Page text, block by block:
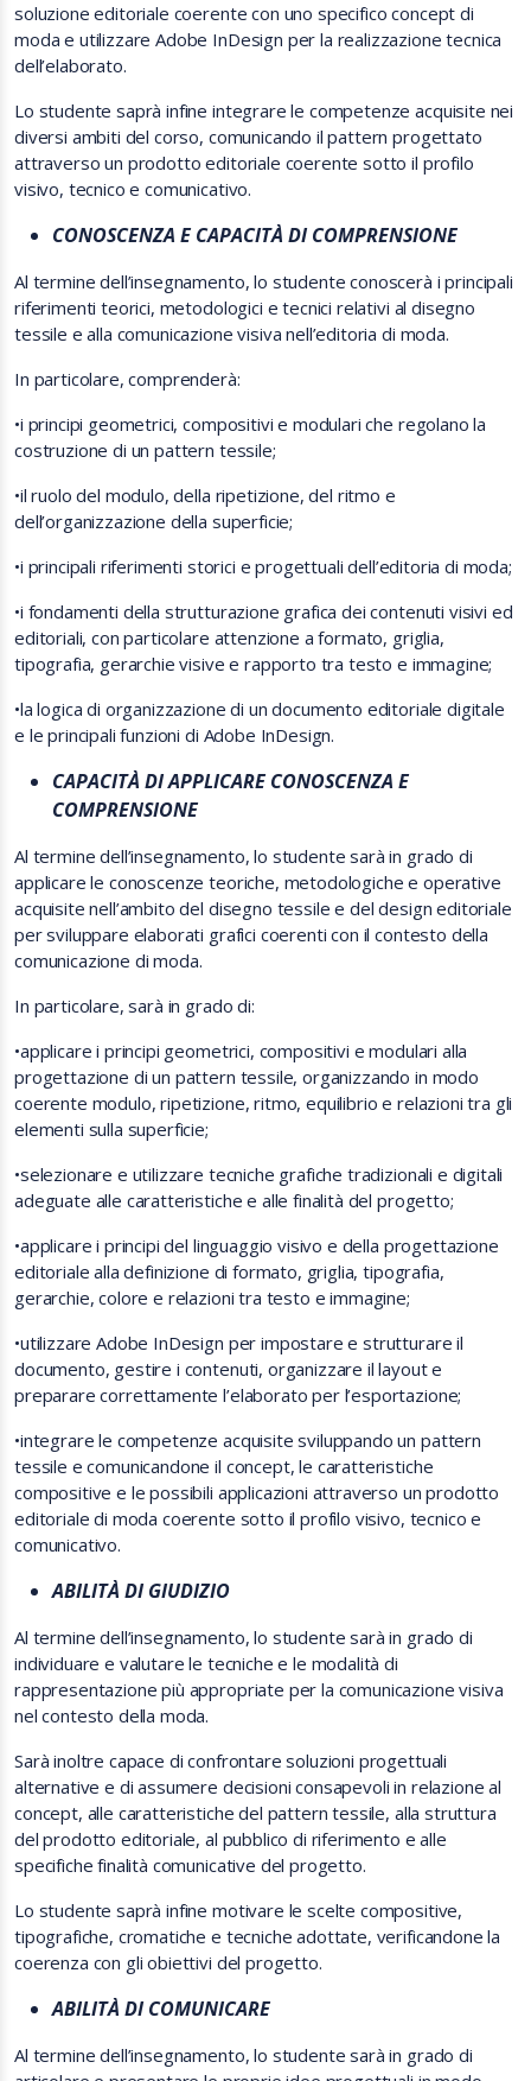
soluzione editoriale coerente con uno specifico concept di
moda e utilizzare Adobe InDesign per la realizzazione tecnica
dell’elaborato.
Lo studente saprà infine integrare le competenze acquisite nei
diversi ambiti del corso, comunicando il pattern progettato
attraverso un prodotto editoriale coerente sotto il profilo
visivo, tecnico e comunicativo.
CONOSCENZA E CAPACITÀ DI COMPRENSIONE
Al termine dell’insegnamento, lo studente conoscerà i principali
riferimenti teorici, metodologici e tecnici relativi al disegno
tessile e alla comunicazione visiva nell’editoria di moda.
In particolare, comprenderà:
•i principi geometrici, compositivi e modulari che regolano la
costruzione di un pattern tessile;
•il ruolo del modulo, della ripetizione, del ritmo e
dell’organizzazione della superficie;
•i principali riferimenti storici e progettuali dell’editoria di moda;
•i fondamenti della strutturazione grafica dei contenuti visivi ed
editoriali, con particolare attenzione a formato, griglia,
tipografia, gerarchie visive e rapporto tra testo e immagine;
•la logica di organizzazione di un documento editoriale digitale
e le principali funzioni di Adobe InDesign.
CAPACITÀ DI APPLICARE CONOSCENZA E
COMPRENSIONE
Al termine dell’insegnamento, lo studente sarà in grado di
applicare le conoscenze teoriche, metodologiche e operative
acquisite nell’ambito del disegno tessile e del design editoriale
per sviluppare elaborati grafici coerenti con il contesto della
comunicazione di moda.
In particolare, sarà in grado di:
•applicare i principi geometrici, compositivi e modulari alla
progettazione di un pattern tessile, organizzando in modo
coerente modulo, ripetizione, ritmo, equilibrio e relazioni tra gli
elementi sulla superficie;
•selezionare e utilizzare tecniche grafiche tradizionali e digitali
adeguate alle caratteristiche e alle finalità del progetto;
•applicare i principi del linguaggio visivo e della progettazione
editoriale alla definizione di formato, griglia, tipografia,
gerarchie, colore e relazioni tra testo e immagine;
•utilizzare Adobe InDesign per impostare e strutturare il
documento, gestire i contenuti, organizzare il layout e
preparare correttamente l’elaborato per l’esportazione;
•integrare le competenze acquisite sviluppando un pattern
tessile e comunicandone il concept, le caratteristiche
compositive e le possibili applicazioni attraverso un prodotto
editoriale di moda coerente sotto il profilo visivo, tecnico e
comunicativo.
ABILITÀ DI GIUDIZIO
Al termine dell’insegnamento, lo studente sarà in grado di
individuare e valutare le tecniche e le modalità di
rappresentazione più appropriate per la comunicazione visiva
nel contesto della moda.
Sarà inoltre capace di confrontare soluzioni progettuali
alternative e di assumere decisioni consapevoli in relazione al
concept, alle caratteristiche del pattern tessile, alla struttura
del prodotto editoriale, al pubblico di riferimento e alle
specifiche finalità comunicative del progetto.
Lo studente saprà infine motivare le scelte compositive,
tipografiche, cromatiche e tecniche adottate, verificandone la
coerenza con gli obiettivi del progetto.
ABILITÀ DI COMUNICARE
Al termine dell’insegnamento, lo studente sarà in grado di